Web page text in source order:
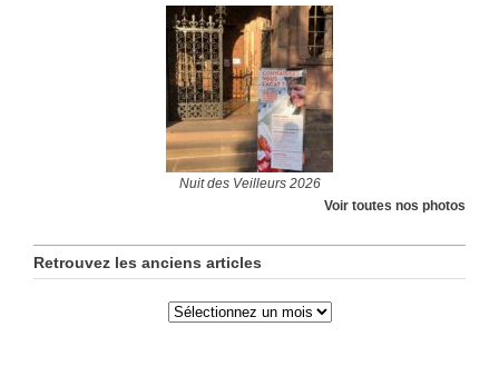
Nuit des Veilleurs 2026
Voir toutes nos photos
Retrouvez les anciens articles